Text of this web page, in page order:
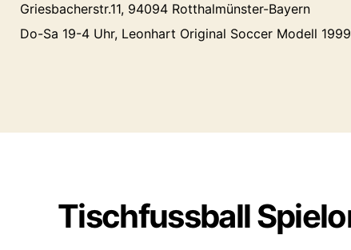
Griesbacherstr.11, 94094 Rotthalmünster-Bayern
Do-Sa 19-4 Uhr, Leonhart Original Soccer Modell 1999
Tischfussball